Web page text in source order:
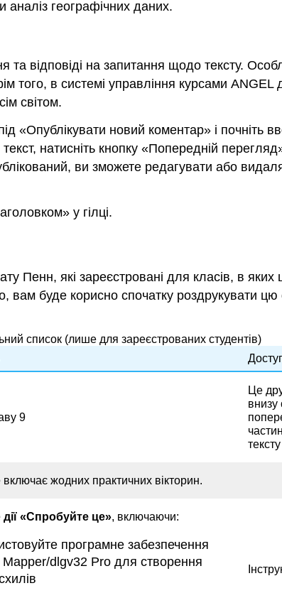
аналіз географічних даних.
відповіді на запитання щодо тексту.
в системі управління курсами ANGEL
світом.
«Опублікувати новий коментар» і почніть
натисніть кнопку «Попередній
ви зможете редагувати або
у гілці.
Пенн, які зареєстровані для класів, в яких
буде корисно спочатку роздрукувати цю
список (лише для зареєстрованих студентів)
9
Це
внизу
включає жодних практичних вікторин.
дії «Спробуйте це», включаючи:
програмне забезпечення
Mapper/dlgv32 Pro для створення